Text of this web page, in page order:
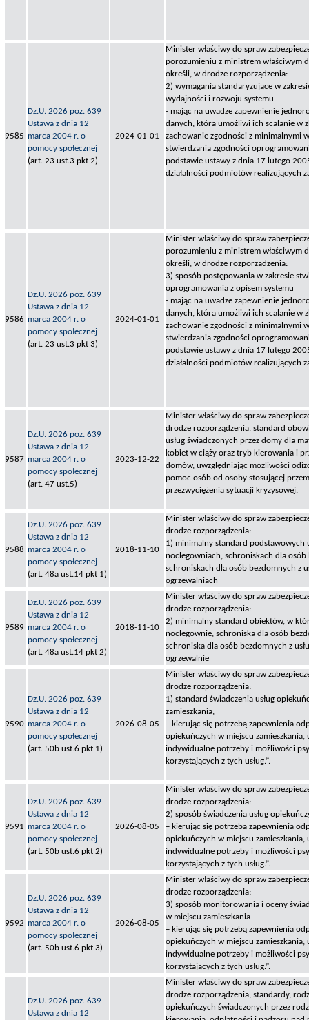
9585
Dz.U. 2026 poz. 639
Ustawa z dnia 12
marca 2004 r. o
pomocy społecznej
(art. 23 ust.3 pkt 2)
2024-01-01
Minister właściwy do spraw
porozumieniu z ministrem właściwym
określi, w drodze rozporządzenia:
2) wymagania standaryzujące w
wydajności i rozwoju systemu
- mając na uwadze zapewnienie
danych, która umożliwi ich scalanie w
zachowanie zgodności z minimalnymi
stwierdzania zgodności
podstawie ustawy z dnia 17 lutego
działalności podmiotów realizujących
9586
Dz.U. 2026 poz. 639
Ustawa z dnia 12
marca 2004 r. o
pomocy społecznej
(art. 23 ust.3 pkt 3)
2024-01-01
Minister właściwy do spraw
porozumieniu z ministrem właściwym
określi, w drodze rozporządzenia:
3) sposób postępowania w zakresie
oprogramowania z opisem systemu
- mając na uwadze zapewnienie
danych, która umożliwi ich scalanie w
zachowanie zgodności z minimalnymi
stwierdzania zgodności
podstawie ustawy z dnia 17 lutego
działalności podmiotów realizujących
9587
Dz.U. 2026 poz. 639
Ustawa z dnia 12
marca 2004 r. o
pomocy społecznej
(art. 47 ust.5)
2023-12-22
Minister właściwy do spraw
drodze rozporządzenia, standard
usług świadczonych przez domy dla
kobiet w ciąży oraz tryb kierowania i
domów, uwzględniając możliwości
pomoc osób od osoby stosującej
przezwyciężenia sytuacji kryzysowej.
9588
Dz.U. 2026 poz. 639
Ustawa z dnia 12
marca 2004 r. o
pomocy społecznej
(art. 48a ust.14 pkt 1)
2018-11-10
Minister właściwy do spraw
drodze rozporządzenia:
1) minimalny standard podstawowych
noclegowniach, schroniskach dla osób
schroniskach dla osób bezdomnych z
ogrzewalniach
9589
Dz.U. 2026 poz. 639
Ustawa z dnia 12
marca 2004 r. o
pomocy społecznej
(art. 48a ust.14 pkt 2)
2018-11-10
Minister właściwy do spraw
drodze rozporządzenia:
2) minimalny standard obiektów, w
noclegownie, schroniska dla osób
schroniska dla osób bezdomnych z
ogrzewalnie
9590
Dz.U. 2026 poz. 639
Ustawa z dnia 12
marca 2004 r. o
pomocy społecznej
(art. 50b ust.6 pkt 1)
2026-08-05
Minister właściwy do spraw
drodze rozporządzenia:
1) standard świadczenia usług
zamieszkania,
– kierując się potrzebą zapewnienia
opiekuńczych w miejscu zamieszkania,
indywidualne potrzeby i możliwości
korzystających z tych usług.”.
9591
Dz.U. 2026 poz. 639
Ustawa z dnia 12
marca 2004 r. o
pomocy społecznej
(art. 50b ust.6 pkt 2)
2026-08-05
Minister właściwy do spraw
drodze rozporządzenia:
2) sposób świadczenia usług
– kierując się potrzebą zapewnienia
opiekuńczych w miejscu zamieszkania,
indywidualne potrzeby i możliwości
korzystających z tych usług.”.
9592
Dz.U. 2026 poz. 639
Ustawa z dnia 12
marca 2004 r. o
pomocy społecznej
(art. 50b ust.6 pkt 3)
2026-08-05
Minister właściwy do spraw
drodze rozporządzenia:
3) sposób monitorowania i oceny
w miejscu zamieszkania
– kierując się potrzebą zapewnienia
opiekuńczych w miejscu zamieszkania,
indywidualne potrzeby i możliwości
korzystających z tych usług.”.
Dz.U. 2026 poz. 639
Ustawa z dnia 12
Minister właściwy do spraw
drodze rozporządzenia, standardy,
opiekuńczych świadczonych przez